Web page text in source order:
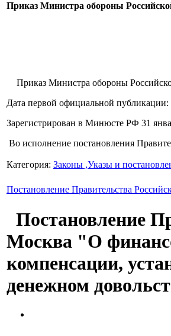
Приказ Министра обороны
Приказ Министра обороны
Дата первой официальной публикации:
Зарегистрирован в Минюсте РФ 31
Во исполнение постановления
Категория: Законы ,Указы и
Постановление Правительства
Постановление
Москва "О
компенсации,
денежном